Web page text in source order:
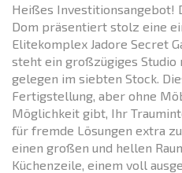
Heißes Investitionsangebot!
Dom präsentiert stolz eine
Elitekomplex Jadore Secret
steht ein großzügiges Studio
gelegen im siebten Stock.
Fertigstellung, aber ohne
Möglichkeit gibt, Ihr
für fremde Lösungen extra
einen großen und hellen
Küchenzeile, einem voll